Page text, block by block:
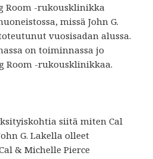
Room -rukousklinikka
missä John G.
vuosisadan alussa.
on toiminnassa jo
Room -rukousklinikkaa.
siitä miten Cal
G. Lakella olleet
& Michelle Pierce